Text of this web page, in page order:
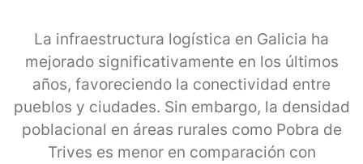
La infraestructura logística en Galicia ha
mejorado significativamente en los últimos
años, favoreciendo la conectividad entre
pueblos y ciudades. Sin embargo, la densidad
poblacional en áreas rurales como Pobra de
Trives es menor en comparación con